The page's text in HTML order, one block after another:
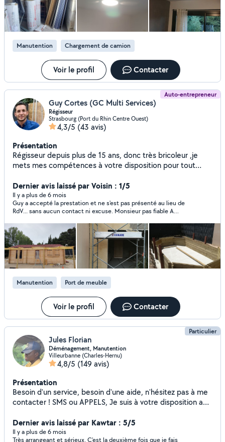
sérieux et efficacité. Ponctuel, motivé et soigneux, je
fournir un travail propre et de qualité. Réponse rapide
Manutention Chargement de camion
Voir le profil Contacter
Auto-entrepreneur
Guy Cortes (GC Multi Services)
Régisseur
Strasbourg (Port du Rhin Centre Ouest)
4,3/5 (43 avis)
Présentation
Régisseur depuis plus de 15 ans, donc très bricoleur ,je
mets mes compétences à votre disposition pour tout
Dernier avis laissé par Voisin : 1/5
Il y a plus de 6 mois
Guy a accepté la prestation et ne s'est pas présenté au lieu de
RdV... sans aucun contact ni excuse. Monsieur pas fiable A
Manutention Port de meuble
Voir le profil Contacter
Particulier
Jules Florian
Déménagement, Manutention
Villeurbanne (Charles-Hernu)
4,8/5 (149 avis)
Présentation
Besoin d'un service, besoin d'une aide, n'hésitez pas à me
contacter ! SMS ou APPELS, Je suis à votre disposition au
Dernier avis laissé par Kawtar : 5/5
Il y a plus de 6 mois
Très arrangeant et sérieux. C’est la deuxième fois que je fais